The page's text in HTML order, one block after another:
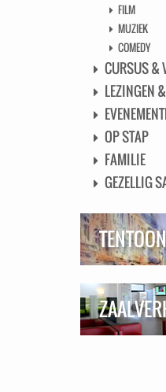
FILM
MUZIEK
COMEDY
CURSUS &
LEZINGEN
OP STAP
FAMILIE
GEZELLIG